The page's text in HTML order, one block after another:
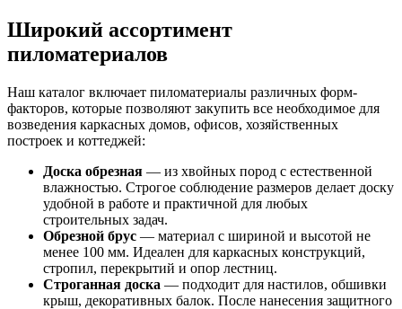
Широкий ассортимент
пиломатериалов
Наш каталог включает пиломатериалы различных форм-
факторов, которые позволяют закупить все необходимое для
возведения каркасных домов, офисов, хозяйственных
построек и коттеджей:
Доска обрезная — из хвойных пород с естественной
влажностью. Строгое соблюдение размеров делает доску
удобной в работе и практичной для любых
строительных задач.
Обрезной брус — материал с шириной и высотой не
менее 100 мм. Идеален для каркасных конструкций,
стропил, перекрытий и опор лестниц.
Строганная доска — подходит для настилов, обшивки
крыш, декоративных балок. После нанесения защитного